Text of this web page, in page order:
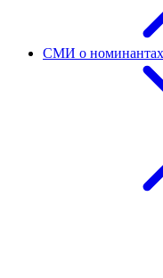
СМИ о номинантах